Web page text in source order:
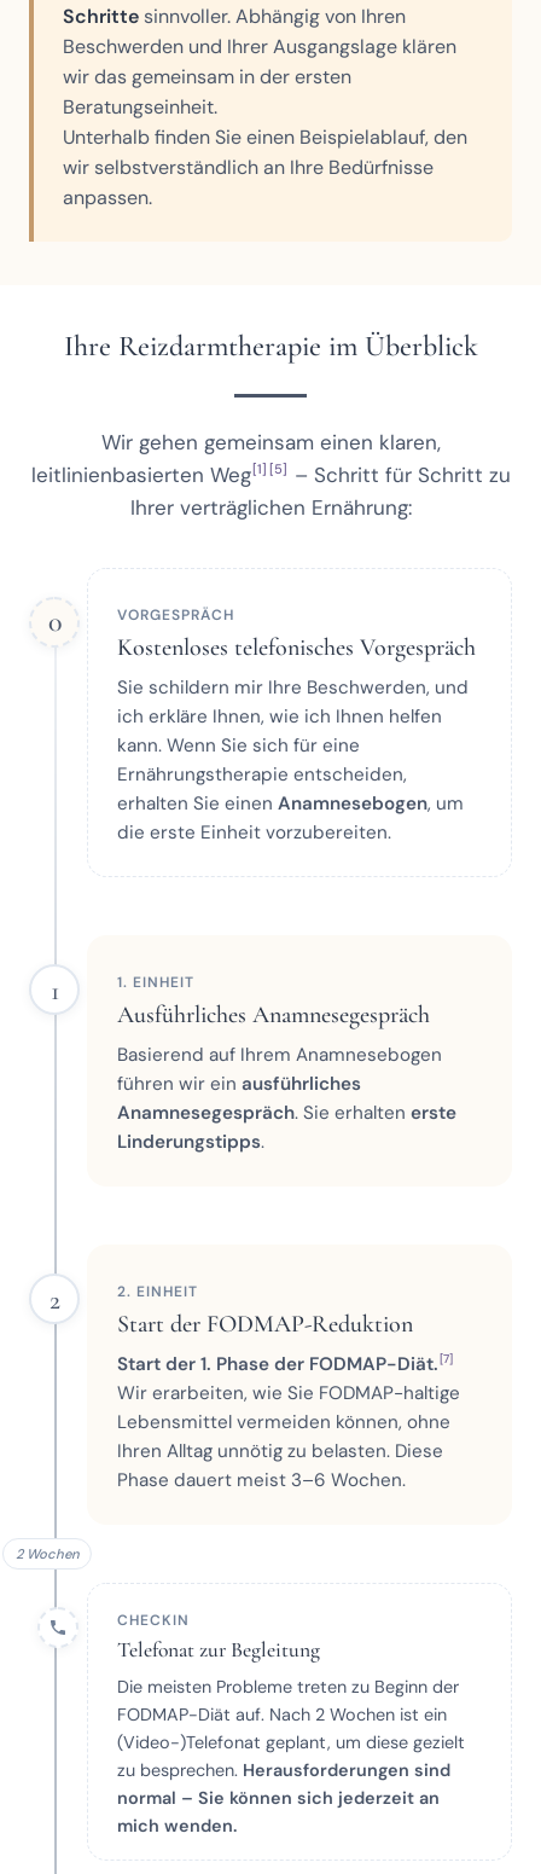
Schritte sinnvoller. Abhängig von Ihren
Beschwerden und Ihrer Ausgangslage klären
wir das gemeinsam in der ersten
Beratungseinheit.
Unterhalb finden Sie einen Beispielablauf, den
wir selbstverständlich an Ihre Bedürfnisse
anpassen.
Ihre Reizdarmtherapie im Überblick
Wir gehen gemeinsam einen klaren,
leitlinienbasierten Weg [1] [5]
– Schritt für Schritt zu
Ihrer verträglichen Ernährung:
0 VORGESPRÄCH
Kostenloses telefonisches Vorgespräch
Sie schildern mir Ihre Beschwerden, und
ich erkläre Ihnen, wie ich Ihnen helfen
kann. Wenn Sie sich für eine
Ernährungstherapie entscheiden,
erhalten Sie einen Anamnesebogen, um
die erste Einheit vorzubereiten.
1 1. EINHEIT
Ausführliches Anamnesegespräch
Basierend auf Ihrem Anamnesebogen
führen wir ein ausführliches
Anamnesegespräch. Sie erhalten erste
Linderungstipps.
2 2. EINHEIT
Start der FODMAP-Reduktion
Start der 1. Phase der FODMAP-Diät.[7]
Wir erarbeiten, wie Sie FODMAP-haltige
Lebensmittel vermeiden können, ohne
Ihren Alltag unnötig zu belasten. Diese
Phase dauert meist 3–6 Wochen.
2 Wochen
CHECKIN
Telefonat zur Begleitung
Die meisten Probleme treten zu Beginn der
FODMAP-Diät auf. Nach 2 Wochen ist ein
(Video-)Telefonat geplant, um diese gezielt
zu besprechen. Herausforderungen sind
normal – Sie können sich jederzeit an
mich wenden.